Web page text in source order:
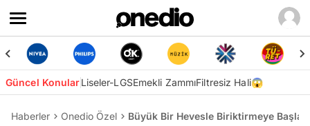
Güncel KonularLiseler-LGSEmekli ZammıFiltresiz Hali😱
Haberler Onedio Özel Büyük Bir Hevesle Biriktirmeye